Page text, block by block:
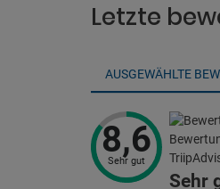
Letzte
AUSGEWÄHLTE
8,6
Sehr gut
Sehr